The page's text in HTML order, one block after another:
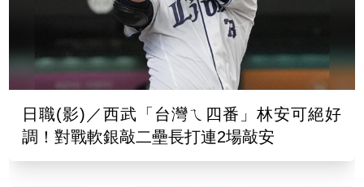
日職(影)／西武「台灣ㄟ四番」林安可絕好
調！對戰軟銀敲二壘長打連2場敲安